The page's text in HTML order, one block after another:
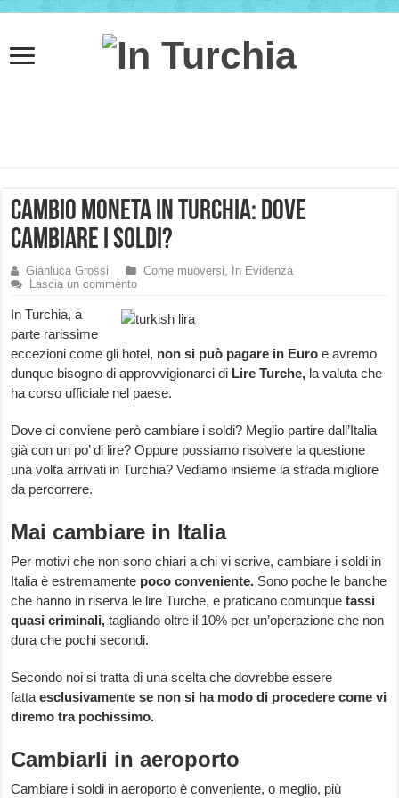
Cambio moneta in Turchia: dove
cambiare i soldi?
Gianluca Grossi Come muoversi,
In Evidenza
Lascia un commento
In Turchia, a
parte rarissime
eccezioni come gli hotel, non si può pagare in Euro e avremo
dunque bisogno di approvvigionarci di Lire Turche, la valuta che
ha corso ufficiale nel paese.
Dove ci conviene però cambiare i soldi? Meglio partire dall’Italia
già con un po’ di lire? Oppure possiamo risolvere la questione
una volta arrivati in Turchia? Vediamo insieme la strada migliore
da percorrere.
Mai cambiare in Italia
Per motivi che non sono chiari a chi vi scrive, cambiare i soldi in
Italia è estremamente poco conveniente. Sono poche le banche
che hanno in riserva le lire Turche, e praticano comunquetassi
quasi criminali,tagliando oltre il 10% per un’operazione che non
dura che pochi secondi.
Secondo noi si tratta di una scelta che dovrebbe essere
fattaesclusivamente se non si ha modo di procedere come vi
diremo tra pochissimo.
Cambiarli in aeroporto
Cambiare i soldi in aeroporto è conveniente, o meglio, più